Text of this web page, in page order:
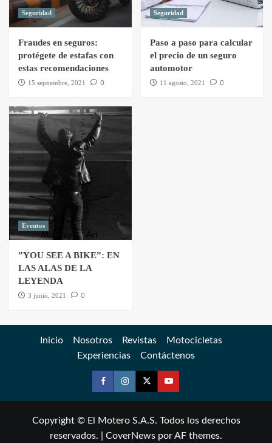
Seguridad
Fraudes en seguros:
protégete de estafas con
estas recomendaciones
15 septiembre, 2021 0
Seguridad
Paso a paso para calcular
el precio de un seguro
automotor
11 agosto, 2021 0
Eventos
”YOU SEE A BIKE”: EN
LAS ALAS DE LA
LEYENDA
3 junio, 2021 0
Inicio Nosotros Revistas
Motocicletas
Experiencias
Contáctenos
Copyright © El Motero S.A.S. Todos los derechos
reservados.
CoverNews por AF themes.